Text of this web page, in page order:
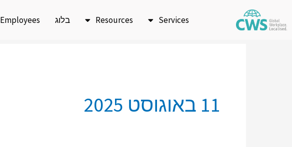
לתוכן
Services
Resources בלוג Employees
11 באוגוסט 2025